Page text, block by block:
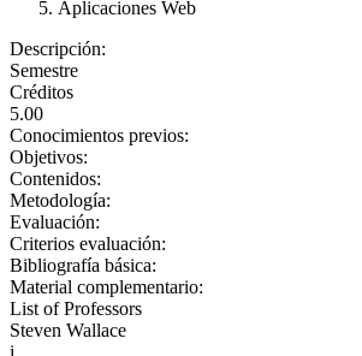
Aplicaciones Web
Descripción:
Semestre
Créditos
5.00
Conocimientos previos:
Objetivos:
Contenidos:
Metodología:
Evaluación:
Criterios evaluación:
Bibliografía básica:
Material complementario:
List of Professors
Steven Wallace
i